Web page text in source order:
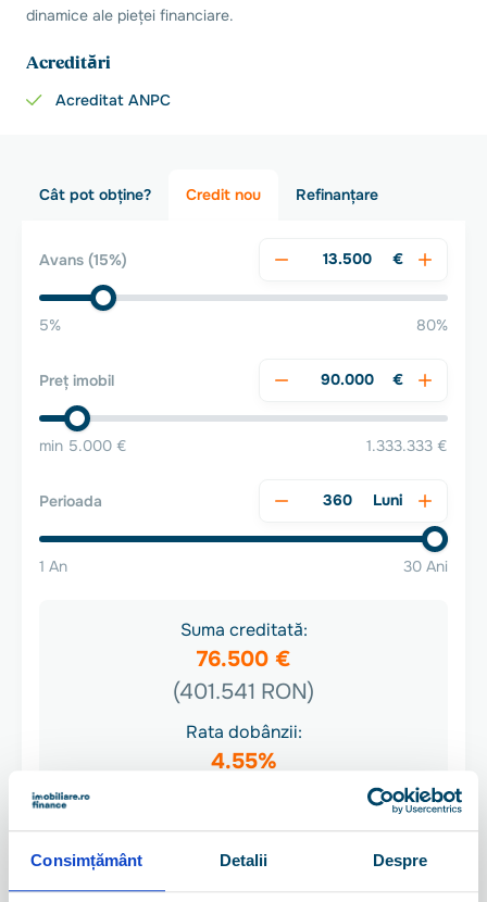
Consimțământ Detalii Despre
dinamice ale pieței financiare.
Acreditări
Acreditat ANPC
Cât pot obține? Credit nou Refinanțare
Avans (15%) €
5% 80%
Preț imobil €
min 5.000 € 1.333.333 €
Perioada Luni
1 An 30 Ani
Suma creditată:
76.500 €
(401.541 RON)
Rata dobânzii:
4.55%
2.046 RON
Pentru o ofertă personalizată, haide să